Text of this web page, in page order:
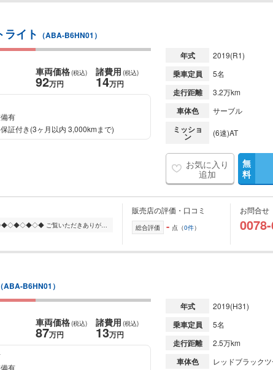
イト （ABA-B6HN01）
車両価格(税込)
92万円
諸費用 (税込)
14万円
有
証付き(3ヶ月以内 3,000kmまで)
年式 2019(R1)
乗車定員 5名
走行距離 3.2万km
車体色 サーブル
ミッショ
ン (6速)AT
お気に入り
追加
無
料
◇◆◇◆◇◆◇◆ 高品質輸入車宣言!～江川自工～◇◆◇◆◇◆◇◆ ご覧いただきありがとうございます。 輸入車のことなら当店におまかせ! 江川自工です。 当店の掲載物件をご覧いた...
販売店の評価・口コミ
総合評価 - 点（0件）
お問合せ
（ABA-B6HN01）
車両価格(税込)
87万円
諸費用 (税込)
13万円
有
年式 2019(H31)
乗車定員 5名
走行距離 2.5万km
車体色 レッドブラック